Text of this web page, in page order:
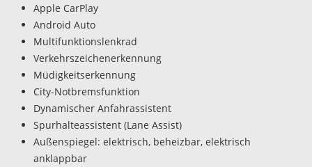
Apple CarPlay
Android Auto
Multifunktionslenkrad
Verkehrszeichenerkennung
Müdigkeitserkennung
City-Notbremsfunktion
Dynamischer Anfahrassistent
Spurhalteassistent (Lane Assist)
Außenspiegel: elektrisch, beheizbar, elektrisch
anklappbar